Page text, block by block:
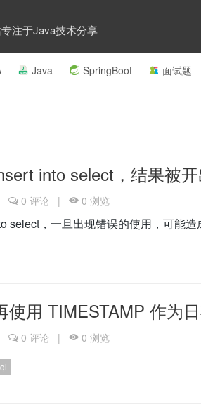
注于Java技术分享
Java SpringBoot 面试题
into select，结果被
0 评论 | 0 浏览
select，一旦出现错误的使用，可能
使用 TIMESTAMP 作为
0 评论 | 0 浏览